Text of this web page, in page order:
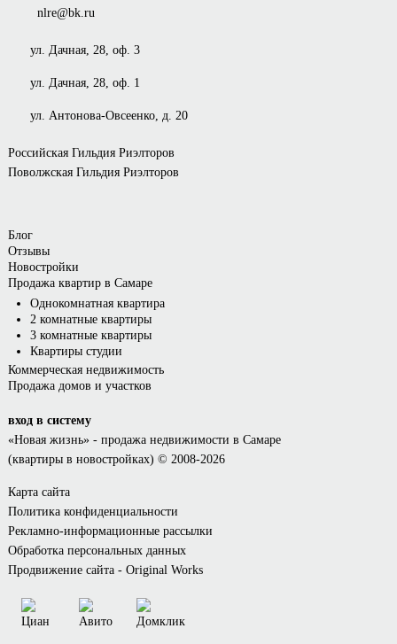
nlre@bk.ru
ул. Дачная, 28, оф. 3
ул. Дачная, 28, оф. 1
ул. Антонова-Овсеенко, д. 20
Российская Гильдия Риэлторов
Поволжская Гильдия Риэлторов
Блог
Отзывы
Новостройки
Продажа квартир в Самаре
Однокомнатная квартира
2 комнатные квартиры
3 комнатные квартиры
Квартиры студии
Коммерческая недвижимость
Продажа домов и участков
вход в систему
«Новая жизнь»- продажа недвижимости в Самаре
(квартиры в новостройках) © 2008-2026
Карта сайта
Политика конфиденциальности
Рекламно-информационные рассылки
Обработка персональных данных
Продвижение сайта - Original Works